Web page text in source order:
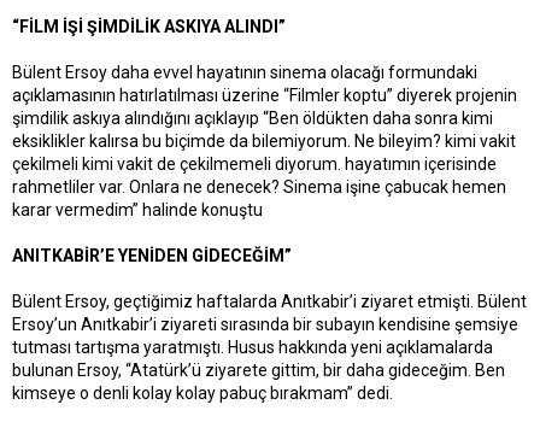
“FİLM İŞİ ŞİMDİLİK ASKIYA ALINDI”
Bülent Ersoy daha evvel hayatının sinema olacağı formundaki
açıklamasının hatırlatılması üzerine “Filmler koptu” diyerek projenin
şimdilik askıya alındığını açıklayıp “Ben öldükten daha sonra kimi
eksiklikler kalırsa bu biçimde da bilemiyorum. Ne bileyim? kimi vakit
çekilmeli kimi vakit de çekilmemeli diyorum. hayatımın içerisinde
rahmetliler var. Onlara ne denecek? Sinema işine çabucak hemen
karar vermedim” halinde konuştu
ANITKABİR’E YENİDEN GİDECEĞİM”
Bülent Ersoy, geçtiğimiz haftalarda Anıtkabir’i ziyaret etmişti. Bülent
Ersoy’un Anıtkabir’i ziyareti sırasında bir subayın kendisine şemsiye
tutması tartışma yaratmıştı. Husus hakkında yeni açıklamalarda
bulunan Ersoy, “Atatürk’ü ziyarete gittim, bir daha gideceğim. Ben
kimseye o denli kolay kolay pabuç bırakmam” dedi.